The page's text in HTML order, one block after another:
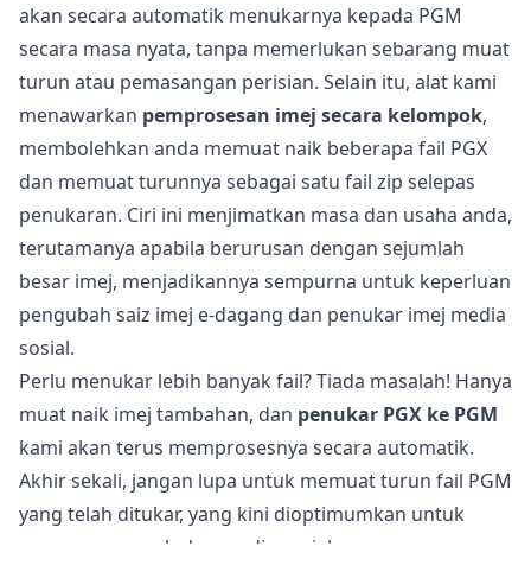
akan secara automatik menukarnya kepada PGM
secara masa nyata, tanpa memerlukan sebarang muat
turun atau pemasangan perisian. Selain itu, alat kami
menawarkan pemprosesan imej secara kelompok,
membolehkan anda memuat naik beberapa fail PGX
dan memuat turunnya sebagai satu fail zip selepas
penukaran. Ciri ini menjimatkan masa dan usaha anda,
terutamanya apabila berurusan dengan sejumlah
besar imej, menjadikannya sempurna untuk keperluan
pengubah saiz imej e-dagang dan penukar imej media
sosial.
Perlu menukar lebih banyak fail? Tiada masalah! Hanya
muat naik imej tambahan, dan penukar PGX ke PGM
kami akan terus memprosesnya secara automatik.
Akhir sekali, jangan lupa untuk memuat turun fail PGM
yang telah ditukar, yang kini dioptimumkan untuk
penggunaan web dan media sosial.